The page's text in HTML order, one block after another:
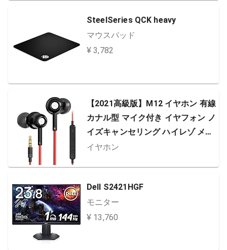
SteelSeries QCK heavy
マウスパッド
¥ 3,782
【2021高級版】M12 イヤホン 有線
カナル型 マイク付き イヤフォン ノ
イズキャンセリング ハイレゾ メタ
ルイヤホン 通話可能 リモコン付き
イヤホン
Dell S2421HGF
モニター
¥ 13,760